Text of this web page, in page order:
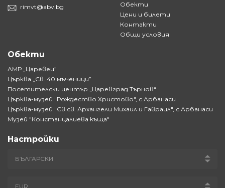
rimvt@abv.bg
Обекти
Цени и билети
Контакти
Общи условия
Обекти
АМР „Царевец”
Църква „Св. 40 мъченици”
Посетителски център „Царевград Търнов“
Църква-музей "Рождество Христово", с.Арбанаси
Църква-музей "Св.св. Архангели Михаил и Гавраил", с.Арбанаси
Музей "Констанцалиева къща"
Настройки